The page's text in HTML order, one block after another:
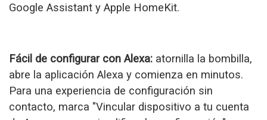
Google Assistant y Apple HomeKit.
Fácil de configurar con Alexa: atornilla la bombilla,
abre la aplicación Alexa y comienza en minutos.
Para una experiencia de configuración sin
contacto, marca "Vincular dispositivo a tu cuenta